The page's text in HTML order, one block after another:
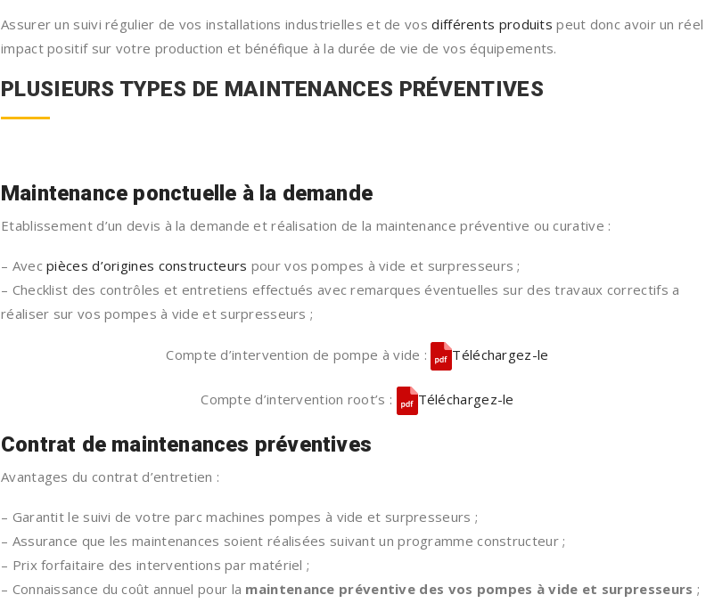
Assurer un suivi régulier de vos installations industrielles et de vosdifférents produits peut donc avoir un réel
impact positif sur votre production et bénéfique à la durée de vie de vos équipements.
PLUSIEURS TYPES DE MAINTENANCES PRÉVENTIVES
Maintenance ponctuelle à la demande
Etablissement d’un devis à la demande et réalisation de la maintenance préventive ou curative :
– Avecpièces d’origines constructeurs pour vos pompes à vide et surpresseurs ;
– Checklist des contrôles et entretiens effectués avec remarques éventuelles sur des travaux correctifs a
réaliser sur vos pompes à vide et surpresseurs ;
Compte d’intervention de pompe à vide : Téléchargez-le
Compte d’intervention root’s : Téléchargez-le
Contrat de maintenances préventives
Avantages du contrat d’entretien :
– Garantit le suivi de votre parc machines pompes à vide et surpresseurs ;
– Assurance que les maintenances soient réalisées suivant un programme constructeur ;
– Prix forfaitaire des interventions par matériel ;
– Connaissance du coût annuel pour la maintenance préventive des vos pompes à vide et surpresseurs ;